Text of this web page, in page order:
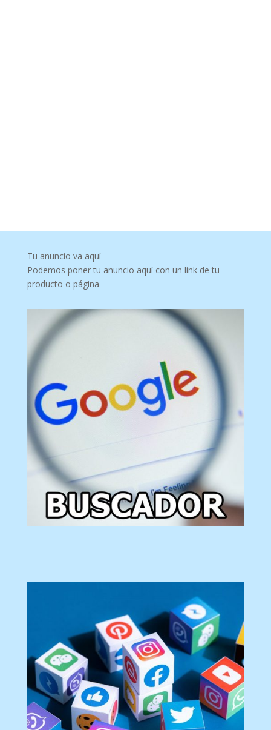
Tu anuncio va aquí
Podemos poner tu anuncio aquí con un link de tu
producto o página